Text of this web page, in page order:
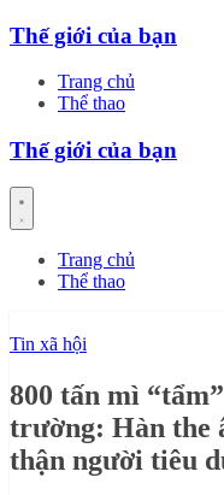
Skip
content
Thế giới của bạn
Trang chủ
Thể thao
Thế giới của bạn
Trang chủ
Thể thao
Tin xã hội
800 tấn mì
trường: Hàn the
thận người tiêu